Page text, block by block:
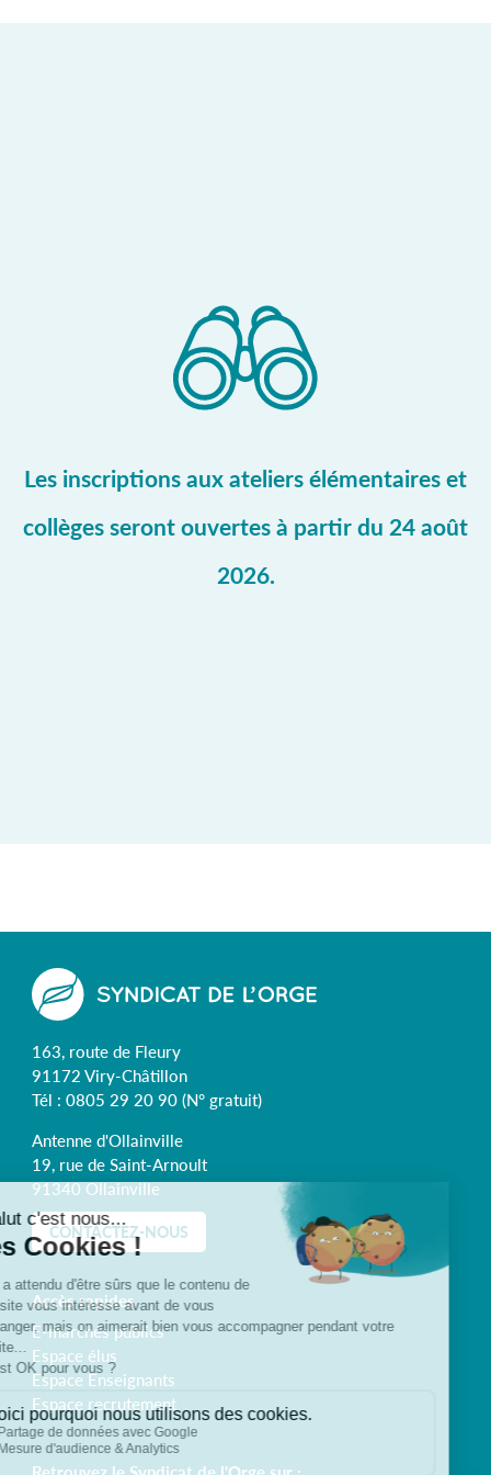
Les inscriptions aux ateliers élémentaires et
collèges seront ouvertes à partir du 24 août
2026.
163, route de Fleury
91172 Viry-Châtillon
Tél : 0805 29 20 90(N° gratuit)
Antenne d'Ollainville
19, rue de Saint-Arnoult
91340 Ollainville
CONTACTEZ-NOUS
Accès rapides
E-marchés publics
Espace élus
Espace Enseignants
Espace recrutement